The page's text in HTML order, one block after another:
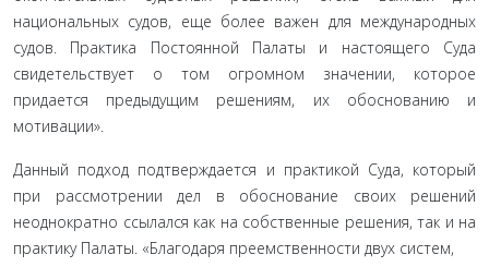
национальных судов, еще более важен для международных
судов. Практика Постоянной Палаты и настоящего Суда
свидетельствует о том огромном значении, которое
придается предыдущим решениям, их обо­снованию и
мотивации».
Данный подход подтверждается и практикой Суда, ко­торый
при рассмотрении дел в обоснование своих решений
неоднократно ссылался как на собственные решения, так и на
практику Палаты. «Благодаря преемственности двух систем,